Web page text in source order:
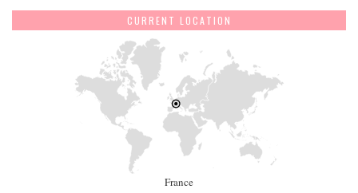
CURRENT LOCATION
France